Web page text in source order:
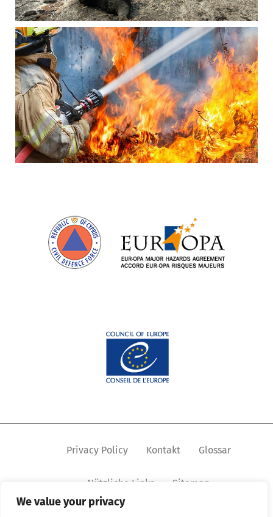
We value your privacy
Privacy Policy Kontakt Glossar
Nützliche Links Sitemap